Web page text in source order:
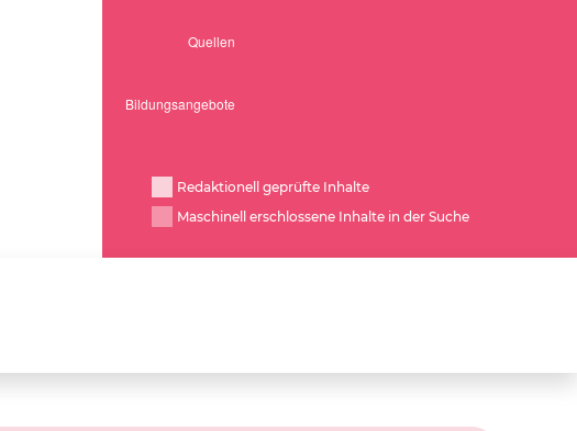
Redaktionell geprüfte Inhalte
Maschinell erschlossene Inhalte in der Suche